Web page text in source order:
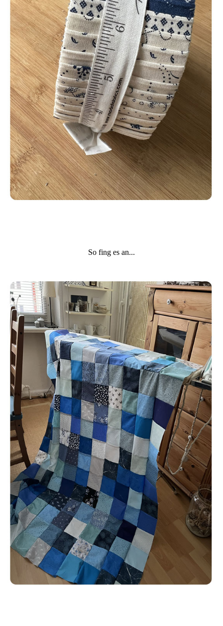
So fing es an...